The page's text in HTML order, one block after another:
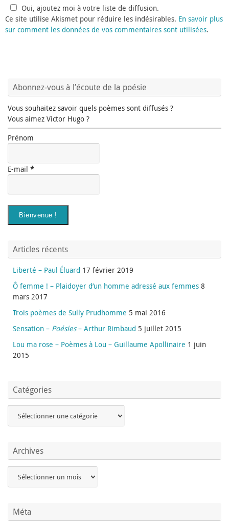
Oui, ajoutez moi à votre liste de diffusion.
Ce site utilise Akismet pour réduire les indésirables. En savoir plus
sur comment les données de vos commentaires sont utilisées.
Abonnez-vous à l’écoute de la poésie
Vous souhaitez savoir quels poèmes sont diffusés ?
Vous aimez Victor Hugo ?
Prénom
E-mail *
Articles récents
Liberté – Paul Éluard 17 février 2019
Ô femme ! – Plaidoyer d’un homme adressé aux femmes 8
mars 2017
Trois poèmes de Sully Prudhomme 5 mai 2016
Sensation – Poésies– Arthur Rimbaud 5 juillet 2015
Lou ma rose – Poèmes à Lou – Guillaume Apollinaire 1 juin
2015
Catégories
Archives
Méta